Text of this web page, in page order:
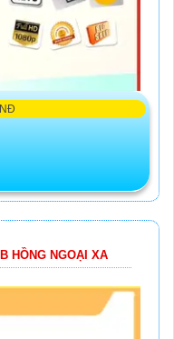
HỒNG NGOẠI XA